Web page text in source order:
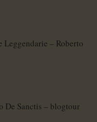
Leggendarie – Roberto
De Sanctis – blogtour